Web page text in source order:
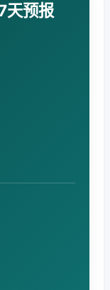
天预报